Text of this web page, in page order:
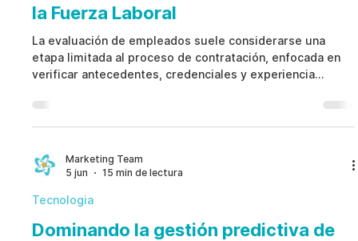
la Fuerza Laboral
La evaluación de empleados suele considerarse una
etapa limitada al proceso de contratación, enfocada en
verificar antecedentes, credenciales y experiencia
enfrentan riesgos que continúan evolucionando después
de la incorporación inicial, incluyendo cambios de
interés y desafíos de gobernanza. Una evaluación de
empleados eficaz combina verificaciones previas a la
Marketing Team
5 jun
15 min de lectura
Tecnologia
Dominando la gestión predictiva de